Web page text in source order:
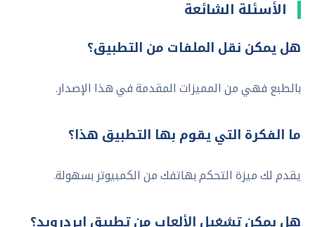
الأسئلة الشائعة
هل يمكن نقل الملفات من التطبيق؟
بالطبع فهي من المميزات المقدمة في هذا الإصدار.
ما الفكرة التي يقوم بها التطبيق هذا؟
يقدم لك ميزة التحكم بهاتفك من الكمبيوتر بسهولة.
هل يمكن تشغيل الألعاب من تطبيق ايردرويد؟